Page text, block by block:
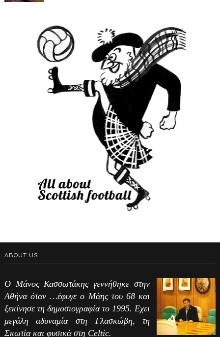
ABOUT US
Ο Μάνος Κασσωτάκης γεννήθηκε στην
Αθήνα όταν …έφυγε ο Μάης του 68 και
ξεκίνησε τη δημοσιογραφία το 1995. Εχει
μεγάλη αδυναμία στη Γλασκώβη, τη
Σκωτία και φυσικά στη Celtic.